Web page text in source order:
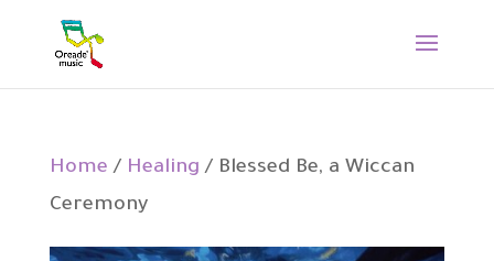
Home / Healing / Blessed Be, a Wiccan
Ceremony